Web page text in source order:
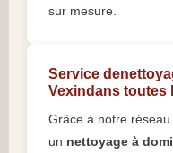
sur mesure.
Service
Vexindans toutes
Grâce à notre
un nettoyage à